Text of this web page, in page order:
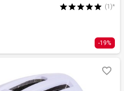
(1)*
-19%